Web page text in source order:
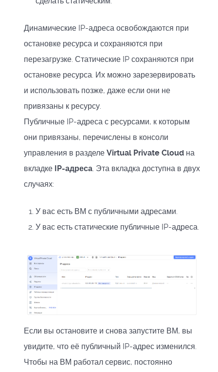
Динамические IP-адреса освобождаются при
остановке ресурса и сохраняются при
перезагрузке. Статические IP сохраняются при
остановке ресурса. Их можно зарезервировать
и использовать позже, даже если они не
привязаны к ресурсу.
Публичные IP-адреса с ресурсами, к которым
они привязаны, перечислены в консоли
управления в разделе Virtual Private Cloud на
вкладке IP-адреса. Эта вкладка доступна в двух
случаях:
У вас есть ВМ с публичными адресами.
У вас есть статические публичные IP-адреса.
Если вы остановите и снова запустите ВМ, вы
увидите, что её публичный IP-адрес изменился.
Чтобы на ВМ работал сервис, постоянно